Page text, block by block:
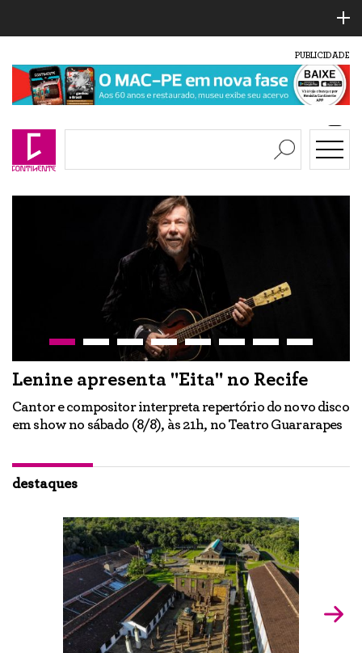
PUBLICIDADE
Lenine apresenta "Eita" no Recife
Cantor e compositor interpreta repertório do novo disco
em show no sábado (8/8), às 21h, no Teatro Guararapes
destaques